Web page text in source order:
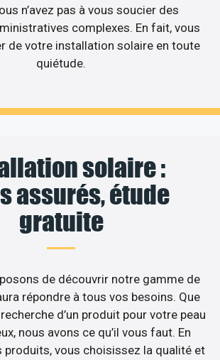
n’avez pas à vous soucier des
complexes. En fait, vous
de votre installation solaire en toute
quiétude.
solaire :
assurés, étude
gratuite
de découvrir notre gamme de
répondre à tous vos besoins. Que
d’un produit pour votre peau
nous avons ce qu’il vous faut. En
produits, vous choisissez la qualité et